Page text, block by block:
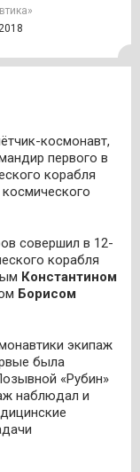
космонавт,
первого в
корабля
совершил в 12-
корабля
Константином
Борисом
экипаж
была
«Рубин»
наблюдал и